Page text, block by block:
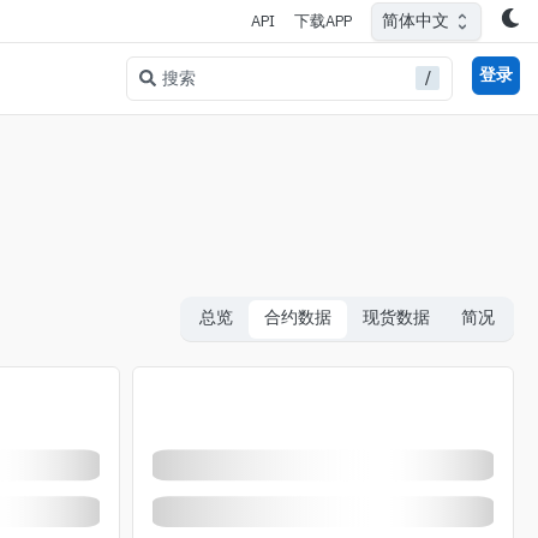
API 下载APP 简体中文
搜索 / 登录
总览 合约数据 现货数据 简况